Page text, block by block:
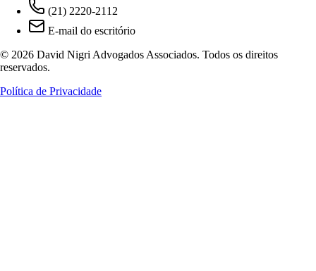
(21) 2220-2112
E-mail do escritório
© 2026 David Nigri Advogados Associados. Todos os direitos
reservados.
Política de Privacidade